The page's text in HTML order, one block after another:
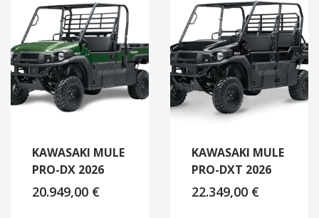
KAWASAKI MULE
PRO-DX 2026
20.949,00 €
KAWASAKI MULE
PRO-DXT 2026
22.349,00 €